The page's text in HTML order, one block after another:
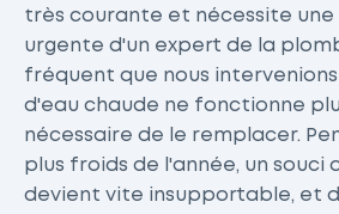
très courante et nécessite
urgente d'un expert de la
fréquent que nous
d'eau chaude ne fonctionne
nécessaire de le remplacer.
plus froids de l'année, un souci
devient vite insupportable, et